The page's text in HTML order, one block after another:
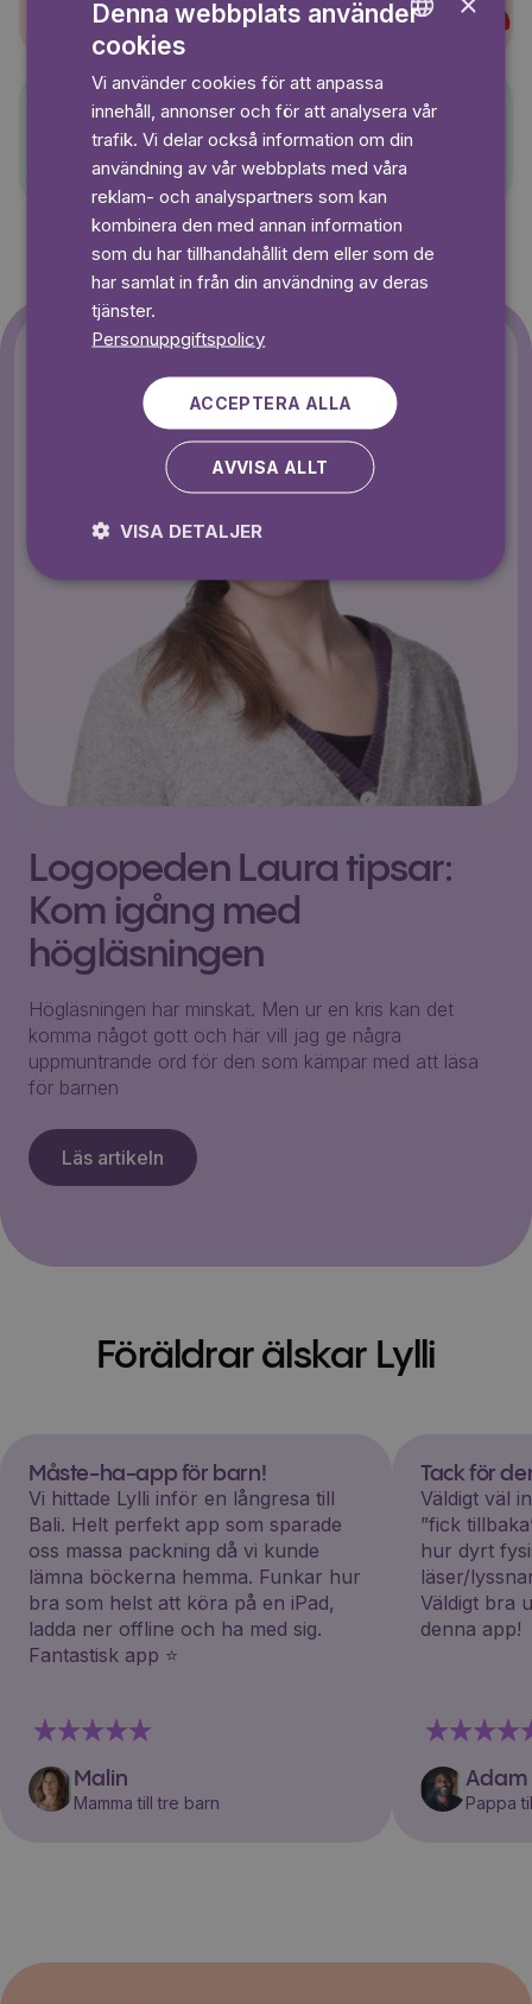
Pelle Svanslös
Logopeden Laura tipsar:
Kom igång med
högläsningen
Högläsningen har minskat. Men ur en kris kan det
komma något gott och här vill jag ge några
uppmuntrande ord för den som kämpar med att läsa
för barnen
Läs artikeln
Föräldrar älskar Lylli
Måste-ha-app för barn!
Vi hittade Lylli inför en långresa till
Bali. Helt perfekt app som sparade
oss massa packning då vi kunde
lämna böckerna hemma. Funkar hur
bra som helst att köra på en iPad,
ladda ner offline och ha med sig.
Fantastisk app ⭐️
Malin
Mamma till tre barn
Tack för
Väldigt väl
”fick
hur dyrt
läser/
Väldigt bra
denna app!
Adam
Pappa
Denna webbplats använder
cookies
Vi använder cookies för att anpassa
innehåll, annonser och för att analysera vår
trafik. Vi delar också information om din
användning av vår webbplats med våra
reklam- och analyspartners som kan
kombinera den med annan information
som du har tillhandahållit dem eller som de
har samlat in från din användning av deras
tjänster.
Personuppgiftspolicy
ACCEPTERA ALLA
AVVISA ALLT
VISA DETALJER